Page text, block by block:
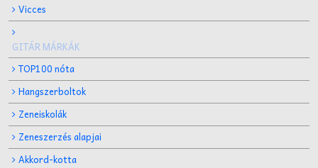
Vicces
GITÁR MÁRKÁK
TOP100 nóta
Hangszerboltok
Zeneiskolák
Zeneszerzés alapjai
Akkord-kotta